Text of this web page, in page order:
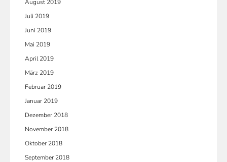
August 2019
Juli 2019
Juni 2019
Mai 2019
April 2019
März 2019
Februar 2019
Januar 2019
Dezember 2018
November 2018
Oktober 2018
September 2018